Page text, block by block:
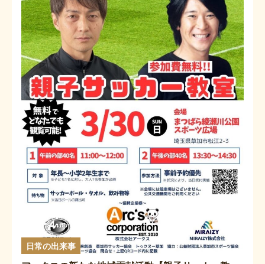
日常の出来事